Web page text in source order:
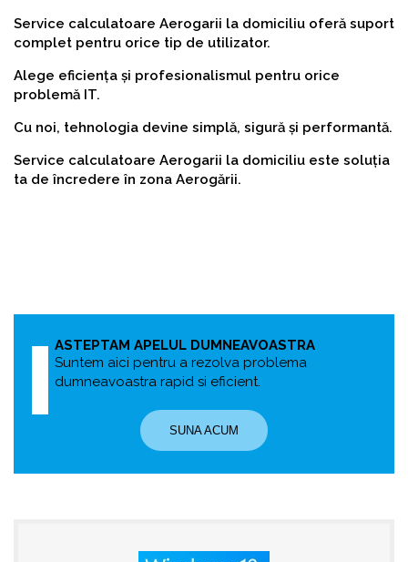
Service calculatoare Aerogarii la domiciliu oferă suport
complet pentru orice tip de utilizator.
Alege eficiența și profesionalismul pentru orice
problemă IT.
Cu noi, tehnologia devine simplă, sigură și performantă.
Service calculatoare Aerogarii la domiciliu este soluția
ta de încredere în zona Aerogării.
ASTEPTAM APELUL DUMNEAVOASTRA
Suntem aici pentru a rezolva problema
dumneavoastra rapid si eficient.
SUNA ACUM